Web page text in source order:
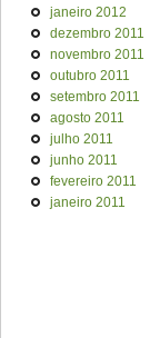
janeiro 2012
dezembro 2011
novembro 2011
outubro 2011
setembro 2011
agosto 2011
julho 2011
junho 2011
fevereiro 2011
janeiro 2011